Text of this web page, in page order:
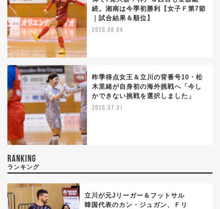
続。湘南は今季初勝利【女子Ｆ第7節
｜試合結果＆順位】
2026.08.04
昨季得点女王＆立川の背番号10・松
木里緒が自身初の海外挑戦へ「今し
かできない挑戦を選択しました」
2026.07.31
RANKING
ランキング
立川が元Jリーガー＆フットサル
韓国代表のカン・ジュガン、Ｆリ